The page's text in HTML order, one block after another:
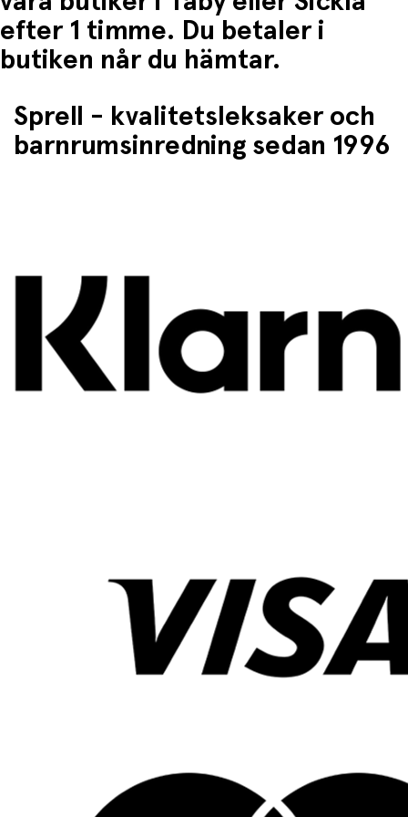
efter 1 timme. Du betaler i
butiken når du hämtar.
Sprell - kvalitetsleksaker och
barnrumsinredning sedan 1996